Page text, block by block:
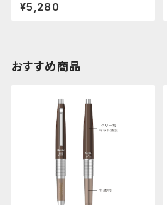
¥5,280
おすすめ商品